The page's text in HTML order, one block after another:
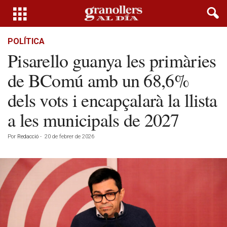
POLÍTICA
Pisarello guanya les primàries
de BComú amb un 68,6%
dels vots i encapçalarà la llista
a les municipals de 2027
Por Redacció - 20 de febrer de 2026